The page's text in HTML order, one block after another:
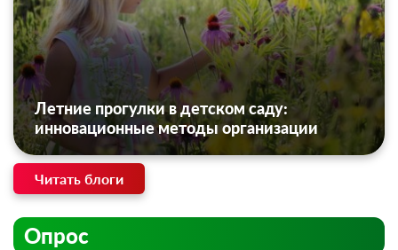
Летние прогулки в детском саду:
инновационные методы организации
Читать блоги
Опрос